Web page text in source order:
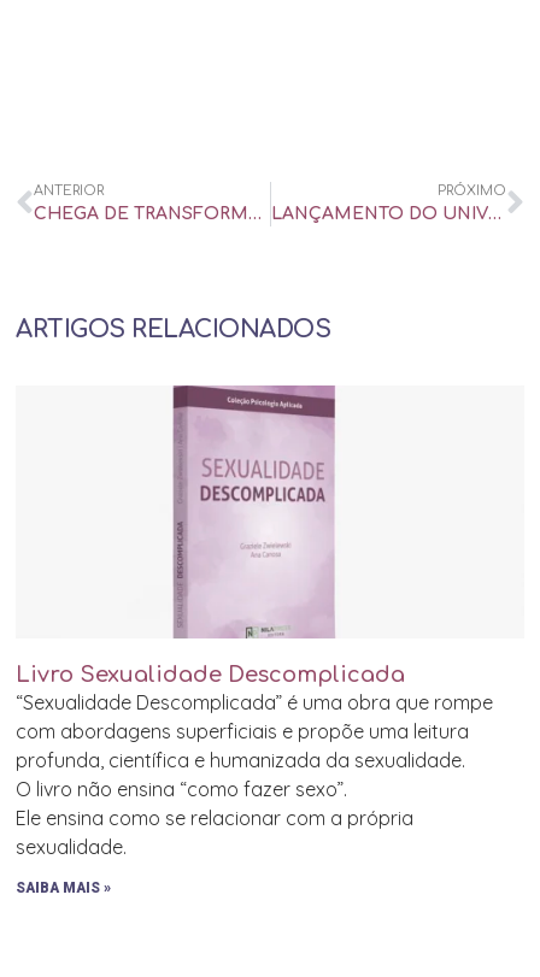
ANTERIOR
CHEGA DE TRANSFORMAR A SEXUALIDADE EM ARMA IDEOLÓGICA – UOL UNIVERSA
PRÓXIMO
LANÇAMENTO DO UNIVERSO + FESTIVAL @UNIVERSO+FESTIVAL
ARTIGOS RELACIONADOS
Livro Sexualidade Descomplicada
“Sexualidade Descomplicada” é uma obra que rompe
com abordagens superficiais e propõe uma leitura
profunda, científica e humanizada da sexualidade.
O livro não ensina “como fazer sexo”.
Ele ensina como se relacionar com a própria
sexualidade.
SAIBA MAIS »